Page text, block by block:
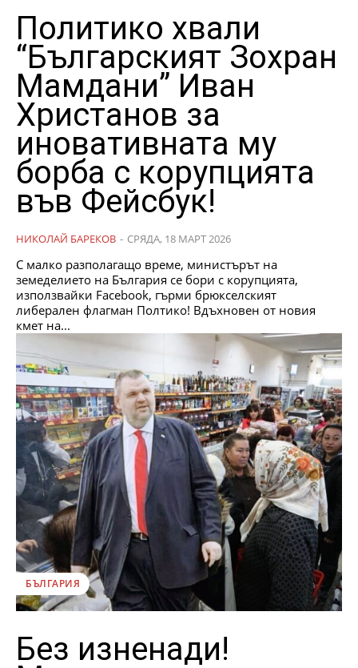
Политико хвали
“Българският Зохран
Мамдани” Иван
Христанов за
иновативната му
борба с корупцията
във Фейсбук!
НИКОЛАЙ БАРЕКОВ - СРЯДА, 18 МАРТ 2026
С малко разполагащо време, министърът на
земеделието на България се бори с корупцията,
използвайки Facebook, гърми брюкселският
либерален флагман Полтико! Вдъхновен от новия
кмет на...
БЪЛГАРИЯ
Без изненади!